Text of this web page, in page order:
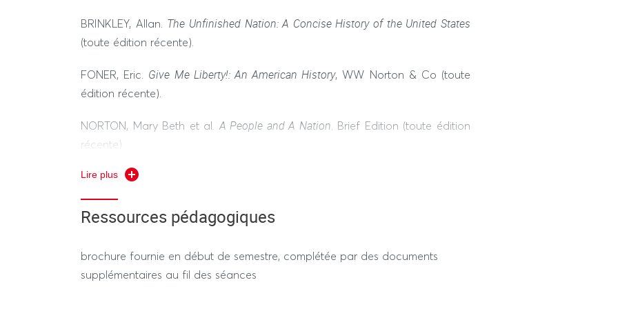
aires culturelles dans une perspective comparatiste
▪ Développer une argumentation avec esprit critique
BRINKLEY, Allan. The Unfinished Nation: A Concise History of the United States
(toute édition récente).
FONER, Eric. Give Me Liberty!: An American History, WW Norton & Co (toute
édition récente).
NORTON, Mary Beth et al. A People and A Nation. Brief Edition (toute édition
récente).
The American Yawp. A free and online collaboratively built American History
textbook. http://www.americanyawp.com/
Lire plus
Ressources pédagogiques
brochure fournie en début de semestre, complétée par des documents
supplémentaires au fil des séances